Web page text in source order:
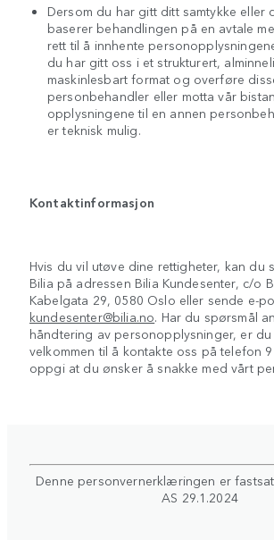
Dersom du har gitt ditt samtykke eller
baserer behandlingen på en avtale
rett til å innhente
du har gitt oss i et strukturert,
maskinlesbart format og overføre
personbehandler eller motta vår
opplysningene til en annen
er teknisk mulig.
Kontaktinformasjon
Hvis du vil utøve dine rettigheter, kan du
Bilia på adressen Bilia Kundesenter, c/o
Kabelgata 29, 0580 Oslo eller sende e-
kundesenter@bilia.no. Har du spørsmål
håndtering av personopplysninger, er
velkommen til å kontakte oss på telefon
oppgi at du ønsker å snakke med vårt
Denne personvernerklæringen er
AS 29.1.2024